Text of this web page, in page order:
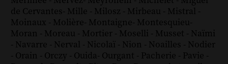
de Cervantes- Mille - Milosz - Mirbeau - Mistral -
Moinaux - Molière- Montaigne- Montesquieu-
Moran - Moreau - Mortier - Moselli - Musset - Naïmi
- Navarre - Nerval - Nicolaï - Nion - Noailles - Nodier
- Orain - Orczy - Ouida- Ourgant - Pacherie - Pavie -